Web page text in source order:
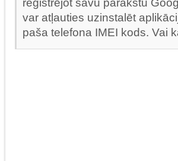
var atļauties uzinstalēt
paša telefona IMEI kods. Vai